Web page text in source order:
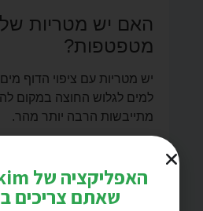
האם יש מטריות
מטפטפות?
יש מטריות עם ציפוי הדוף
למים לגלוש החוצה במקום
מתייבשות הרבה יותר מהר.
לנומגוון רחבשל מטריות
עושות בלגן.שאתם צריכים